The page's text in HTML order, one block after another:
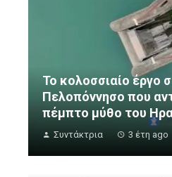
Το κολοσσιαίο έργο
Πελοπόννησο που
πέμπτο μύθο του
Συντάκτρια 3 έτη ago